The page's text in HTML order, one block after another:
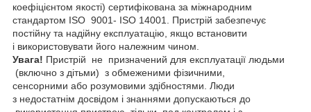
коефіцієнтом якості) сертифікована за міжнародним
стандартом ISO 9001- ISO 14001. Пристрій забезпечує
постійну та надійну експлуатацію, якщо встановити
і використовувати його належним чином.
Увага! Пристрій не призначений для експлуатації людьми
(включно з дітьми) з обмеженими фізичними,
сенсорними або розумовими здібностями. Люди
з недостатнім досвідом і знаннями допускаються до